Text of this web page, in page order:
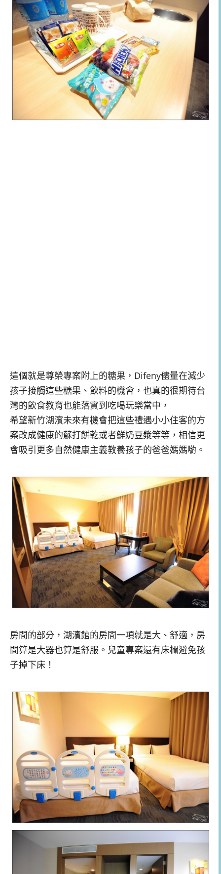
這個就是尊榮專案附上的糖果，Difeny儘量在減少
孩子接觸這些糖果、飲料的機會，也真的很期待台
灣的飲食教育也能落實到吃喝玩樂當中，
希望新竹湖濱未來有機會把這些禮遇小小住客的方
案改成健康的蘇打餅乾或者鮮奶豆漿等等，相信更
會吸引更多自然健康主義教養孩子的爸爸媽媽喲。
房間的部分，湖濱館的房間一項就是大、舒適，房
間算是大器也算是舒服。兒童專案還有床欄避免孩
子掉下床！